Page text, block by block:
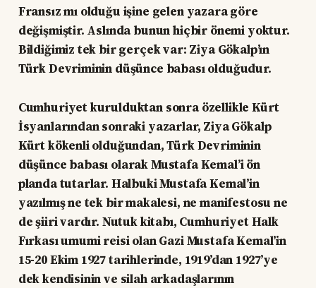
Fransız mı olduğu işine gelen yazara göre
değişmiştir. Aslında bunun hiçbir önemi yoktur.
Bildiğimiz tek bir gerçek var: Ziya Gökalp’ın
Türk Devriminin düşünce babası olduğudur.
Cumhuriyet kurulduktan sonra özellikle Kürt
İsyanlarından sonraki yazarlar, Ziya Gökalp
Kürt kökenli olduğundan, Türk Devriminin
düşünce babası olarak Mustafa Kemal’i ön
planda tutarlar. Halbuki Mustafa Kemal’in
yazılmış ne tek bir makalesi, ne manifestosu ne
de şiiri vardır. Nutuk kitabı, Cumhuriyet Halk
Fırkası umumi reisi olan Gazi Mustafa Kemal’in
15-20 Ekim 1927 tarihlerinde, 1919’dan 1927’ye
dek kendisinin ve silah arkadaşlarının